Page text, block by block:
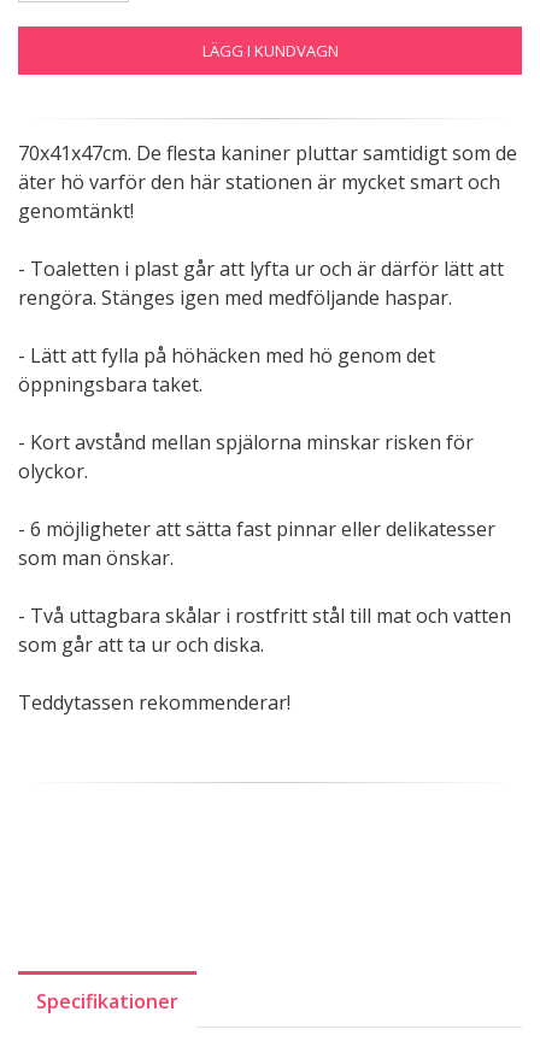
LÄGG I KUNDVAGN
70x41x47cm. De flesta kaniner pluttar samtidigt som de
äter hö varför den här stationen är mycket smart och
genomtänkt!
- Toaletten i plast går att lyfta ur och är därför lätt att
rengöra. Stänges igen med medföljande haspar.
- Lätt att fylla på höhäcken med hö genom det
öppningsbara taket.
- Kort avstånd mellan spjälorna minskar risken för
olyckor.
- 6 möjligheter att sätta fast pinnar eller delikatesser
som man önskar.
- Två uttagbara skålar i rostfritt stål till mat och vatten
som går att ta ur och diska.
Teddytassen rekommenderar!
Specifikationer